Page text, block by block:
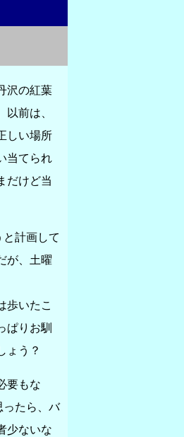
沢の紅葉
前は、
しい場所
当てられ
だけど当
計画して
が、土曜
歩いたこ
ぱりお馴
ょう？
要もな
ったら、バ
少ないな